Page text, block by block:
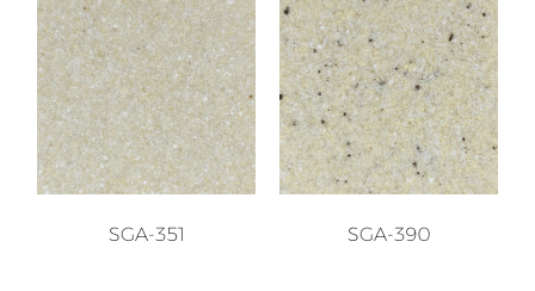
SGA-351 SGA-390